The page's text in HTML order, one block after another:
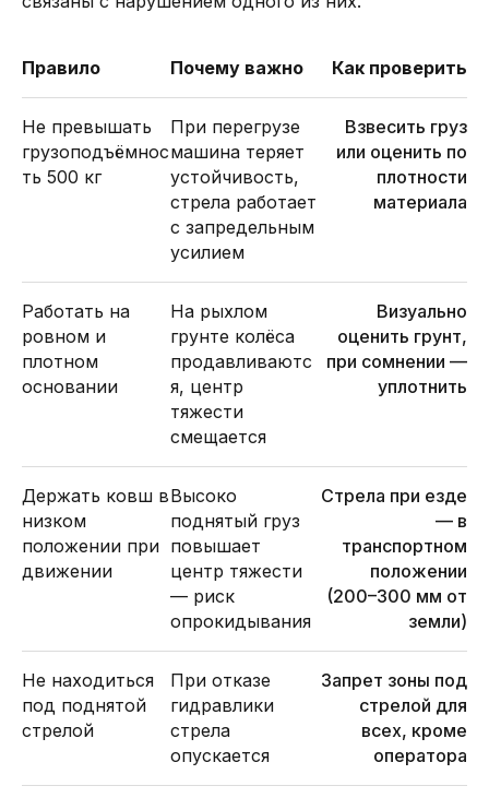
Правило Почему важно Как проверить
Не превышать
грузоподъёмнос
ть 500 кг
При перегрузе
машина теряет
устойчивость,
стрела работает
с запредельным
усилием
Взвесить груз
или оценить по
плотности
материала
Работать на
ровном и
плотном
основании
На рыхлом
грунте колёса
продавливаютс
я, центр
тяжести
смещается
Визуально
оценить грунт,
при сомнении —
уплотнить
Держать ковш в
низком
положении при
движении
Высоко
поднятый груз
повышает
центр тяжести
— риск
опрокидывания
Стрела при езде
— в
транспортном
положении
(200–300 мм от
земли)
Не находиться
под поднятой
стрелой
При отказе
гидравлики
стрела
опускается
Запрет зоны под
стрелой для
всех, кроме
оператора